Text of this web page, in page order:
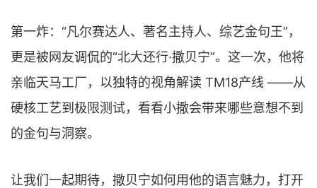
第一炸：“凡尔赛达人、著名主持人、综艺金句王”，
更是被网友调侃的“北大还行·撒贝宁”。这一次，他将
亲临天马工厂，以独特的视角解读 TM18产线 ——从
硬核工艺到极限测试，看看小撒会带来哪些意想不到
的金句与洞察。
让我们一起期待，撒贝宁如何用他的语言魅力，打开